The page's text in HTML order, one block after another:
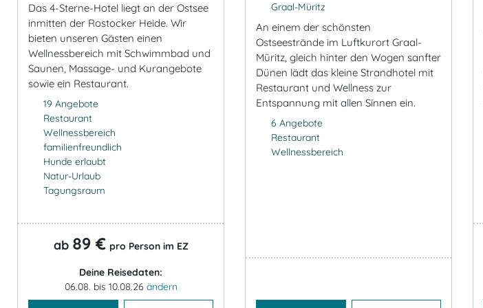
Das 4-Sterne-Hotel liegt an der Ostsee
inmitten der Rostocker Heide. Wir
bieten unseren Gästen einen
Wellnessbereich mit Schwimmbad und
Saunen, Massage- und Kurangebote
sowie ein Restaurant.
19 Angebote
Restaurant
Wellnessbereich
familienfreundlich
Hunde erlaubt
Natur-Urlaub
Tagungsraum
ab 89 € pro Person im EZ
Deine Reisedaten:
06.08. bis 10.08.26 ändern
Graal-Müritz
An einem der schönsten
Ostseestrände im Luftkurort Graal-
Müritz, gleich hinter den Wogen sanfter
Dünen lädt das kleine Strandhotel mit
Restaurant und Wellness zur
Entspannung mit allen Sinnen ein.
6 Angebote
Restaurant
Wellnessbereich